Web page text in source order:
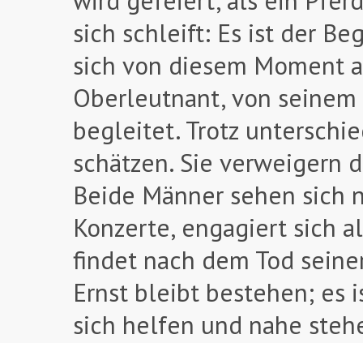
sich schleift: Es ist der
sich von diesem Moment
Oberleutnant, von
begleitet. Trotz
schätzen. Sie verweigern
Beide Männer sehen sich
Konzerte, engagiert sich
findet nach dem Tod
Ernst bleibt bestehen; es
sich helfen und nahe